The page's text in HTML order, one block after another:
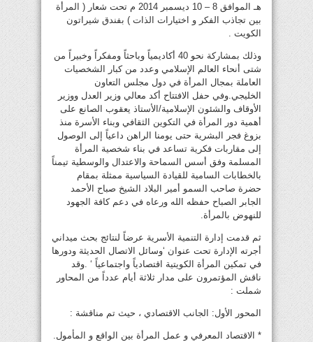
هـ الموافق 8 – 10 ديسمبر 2014 م تحت شعار ( المرأة
بين تجاذب الفكر و اختيارات الذات ) بفندق شيراتون
الكويت .
وذلك بمشاركة نحو 40 أكاديمياً وباحثاً ومفكراً وخبيراً من
شتى أنحاء العالم الإسلامي وعدد من كبار الشخصيات
العاملة بمجال المرأة في دول مجلس التعاون
الخليجي.وفي حفل الافتتاح أكد معالي وزير العدل ووزير
الأوقاف والشئون الإسلامية/الأستاذ يعقوب الصانع على
أهمية دور المرأة في التكوين الثقافي وبناء الأسرة منذ
بزوغ فجر البشرية حتى يومنا الراهن داعياً إلى الوصول
إلى مقاربات فكرية تساعد في بناء شخصية المرأة
المسلمة وفق أسس السماحة والاعتدال والوسطية تيمناً
بالخطابات السامية للقيادة السياسية ممثلة بمقام
حضرة صاحب السمو أمير البلاد الشيخ صباح الأحمد
الجابر الصباح حفظه الله ورعاه في دعم كافة الجهود
للنهوض بالمرأة.
ثم قدمت إدارة التنمية الأسرية عرضاً لنتائج بحث ميداني
أجرته الإدارة تحت عنوان ‘وسائل الاتصال الحديثة ودورها
في تمكين المرأة الكويتية اقتصادياً واجتماعياً ‘ .وقد
ناقش المؤتمرون على مدار ثلاثة أيام عدداً من المحاور
شملت :
المحور الأول: الجانب الاقتصادي ، حيث تم مناقشة :
* الاقتصاد المعرفي و عمل المرأة بين الواقع و المأمول.